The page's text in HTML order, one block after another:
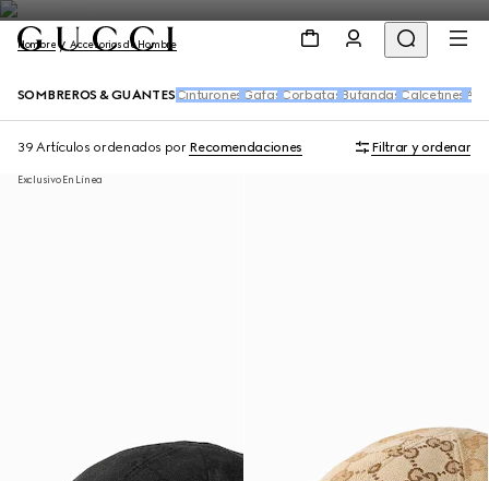
Hombre Accesorios de Hombre
SOMBREROS & GUANTES Cinturones Gafas Corbatas Bufandas Calcetines
39 Artículos ordenados por Recomendaciones Filtrar y ordenar
Exclusivo En Línea